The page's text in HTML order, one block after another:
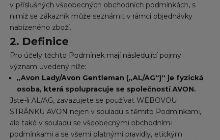
v příslušných všeobecných obchodních podmínkách, s
nimiž se zákazník může seznámit v rámci objednávky
nabízeného zboží.
2. Definice
Pro účely těchto Podmínek mají následující pojmy
význam uvedený níže:
„Avon Lady/Avon Gentleman („AL/AG“)“ je fyzická
osoba, která spolupracuje se společností AVON.
Jste-li AL/AG, zavazujete se používat WEBOVOU
STRÁNKU AVON nejen v souladu s těmito Podmínkami,
ale také v souladu se všeobecnými obchodními
podmínkami a se všemi platnými pravidly, etickým